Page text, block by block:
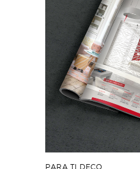
PARA TI DECO